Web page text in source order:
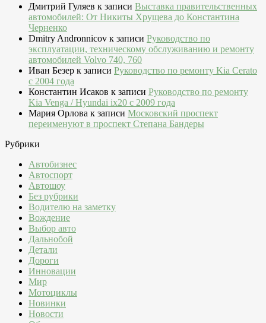
Дмитрий Гуляев к записи Выставка правительственных
автомобилей: От Никиты Хрущева до Константина
Черненко
Dmitry Andronnicov к записи Руководство по
эксплуатации, техническому обслуживанию и ремонту
автомобилей Volvo 740, 760
Иван Безер к записи Руководство по ремонту Kia Cerato
c 2004 года
Константин Исаков к записи Руководство по ремонту
Kia Venga / Hyundai ix20 c 2009 года
Мария Орлова к записи Московский проспект
переименуют в проспект Степана Бандеры
Рубрики
Автобизнес
Автоспорт
Автошоу
Без рубрики
Водителю на заметку
Вождение
Выбор авто
Дальнобой
Детали
Дороги
Инновации
Мир
Мотоциклы
Новинки
Новости